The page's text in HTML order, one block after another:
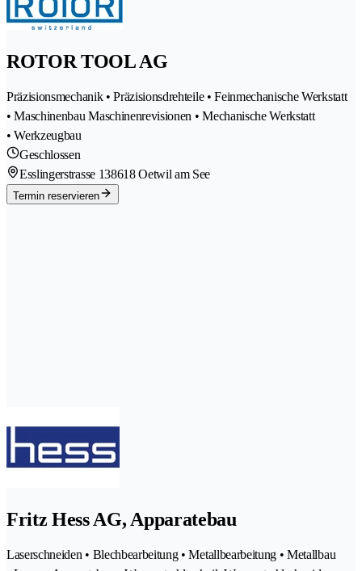
ROTOR TOOL AG
Präzisionsmechanik • Präzisionsdrehteile • Feinmechanische Werkstatt
• Maschinenbau Maschinenrevisionen • Mechanische Werkstatt
• Werkzeugbau
Geschlossen
Esslingerstrasse 138618 Oetwil am See
Termin reservieren
Fritz Hess AG, Apparatebau
Laserschneiden • Blechbearbeitung • Metallbearbeitung • Metallbau